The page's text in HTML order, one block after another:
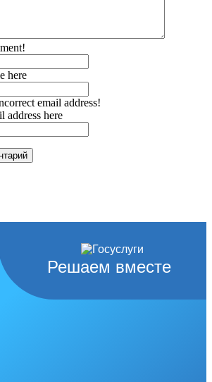
here
email address!
address here
Решаем вместе